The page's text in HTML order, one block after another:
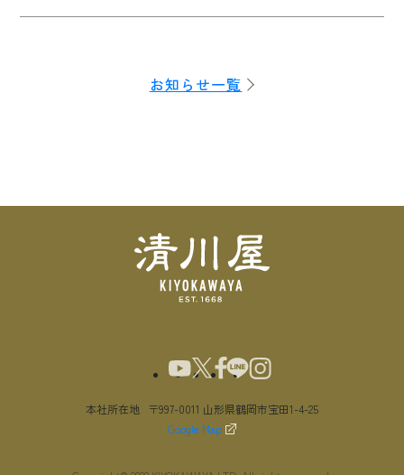
お知らせ一覧
本社所在地
〒997-0011 山形県鶴岡市宝田1-4-25
Google Map